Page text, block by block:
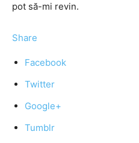
pot să-mi revin.
Share
Facebook
Twitter
Google+
Tumblr